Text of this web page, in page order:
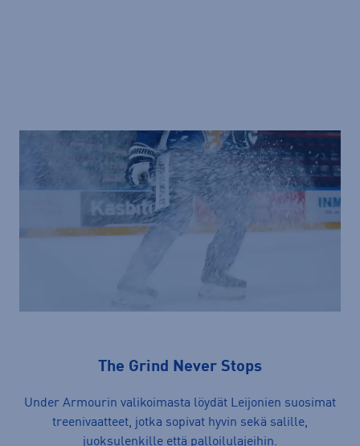
The Grind Never Stops
Under Armourin valikoimasta löydät Leijonien suosimat
treenivaatteet, jotka sopivat hyvin sekä salille,
juoksulenkille että palloilulajeihin.